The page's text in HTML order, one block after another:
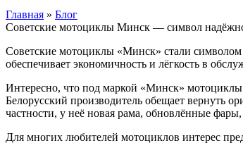
Главная » Блог
Советские мотоциклы Минск — символ
Советские мотоциклы «Минск» стали символом
обеспечивает экономичность и лёгкость в
Интересно, что под маркой «Минск» мотоциклы
Белорусский производитель обещает вернуть
частности, у неё новая рама, обновлённые
Для многих любителей мотоциклов интерес